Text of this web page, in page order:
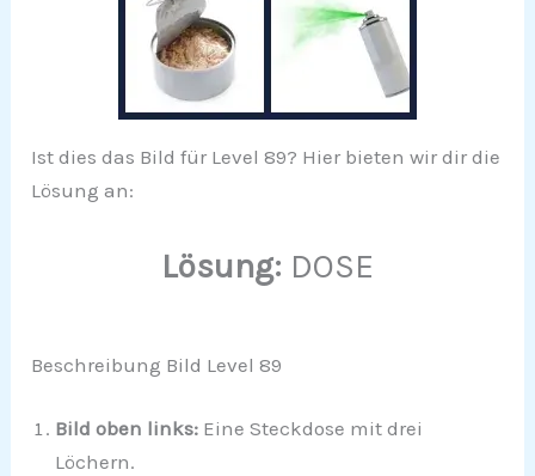
Ist dies das Bild für Level 89? Hier bieten wir dir die
Lösung an:
Lösung: DOSE
Beschreibung Bild Level 89
Bild oben links: Eine Steckdose mit drei
Löchern.